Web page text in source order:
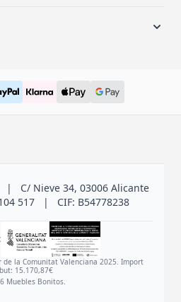
|
C/ Nieve 34, 03006 Alicante
517 | CIF: B54778238
la Comunitat Valenciana 2025. Import
15.170,87€
Muebles Bonitos.